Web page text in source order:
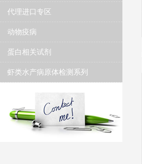
代理进口专区
动物疫病
蛋白相关试剂
虾类水产病原体检测系列